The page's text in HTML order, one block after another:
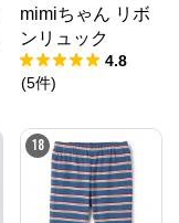
mimiちゃん リボ
ンリュック
4.8
(5件)
18